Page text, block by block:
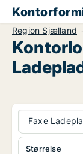
Region Sjælland
Faxe
Størrelse